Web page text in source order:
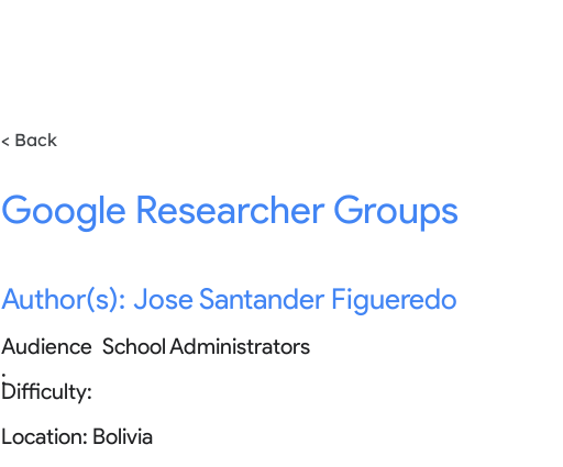
< Back
Google Researcher Groups
Author(s): Jose Santander Figueredo
Audience
:
Difficulty:
School Administrators
Location: Bolivia